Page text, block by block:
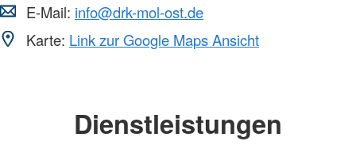
E-Mail: info@drk-mol-ost.de
Karte: Link zur Google Maps Ansicht
Dienstleistungen